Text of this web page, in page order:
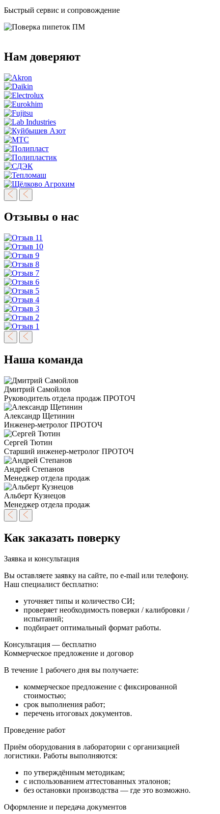
Быстрый сервис и сопровождение
Нам доверяют
Отзывы о нас
Наша команда
Дмитрий Самойлов
Руководитель отдела продаж ПРОТОЧ
Александр Щетинин
Инженер-метролог ПРОТОЧ
Сергей Тютин
Старший инженер-метролог ПРОТОЧ
Андрей Степанов
Менеджер отдела продаж
Альберт Кузнецов
Менеджер отдела продаж
Как заказать поверку
Заявка и консультация
Вы оставляете заявку на сайте, по e-mail или телефону.
Наш специалист бесплатно:
уточняет типы и количество СИ;
проверяет необходимость поверки / калибровки /
испытаний;
подбирает оптимальный формат работы.
Консультация — бесплатно
Коммерческое предложение и договор
В течение 1 рабочего дня вы получаете:
коммерческое предложение с фиксированной
стоимостью;
срок выполнения работ;
перечень итоговых документов.
Проведение работ
Приём оборудования в лаборатории с организацией
логистики. Работы выполняются:
по утверждённым методикам;
с использованием аттестованных эталонов;
без остановки производства — где это возможно.
Оформление и передача документов